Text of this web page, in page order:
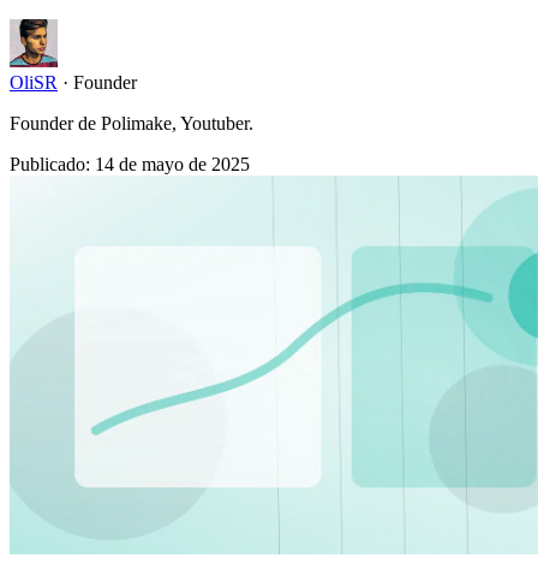
OliSR · Founder
Founder de Polimake, Youtuber.
Publicado: 14 de mayo de 2025